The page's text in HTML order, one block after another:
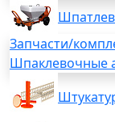
Запчасти/
Шпаклевочные